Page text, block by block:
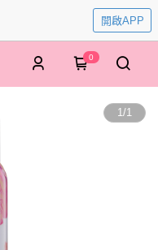
開啟APP
0
1/1